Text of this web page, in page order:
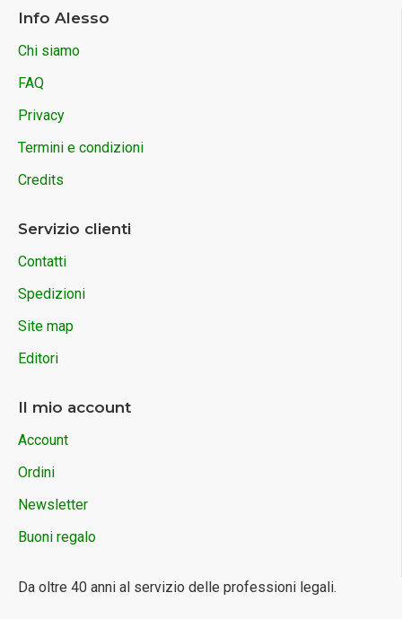
Info Alesso
Chi siamo
FAQ
Privacy
Termini e condizioni
Credits
Servizio clienti
Contatti
Spedizioni
Site map
Editori
Il mio account
Account
Ordini
Newsletter
Buoni regalo
Da oltre 40 anni al servizio delle professioni legali.